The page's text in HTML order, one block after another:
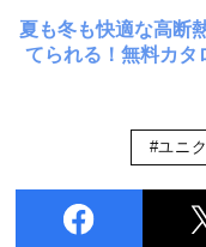
夏も冬も快適な高断
てられる！無料カタ
#ユニ